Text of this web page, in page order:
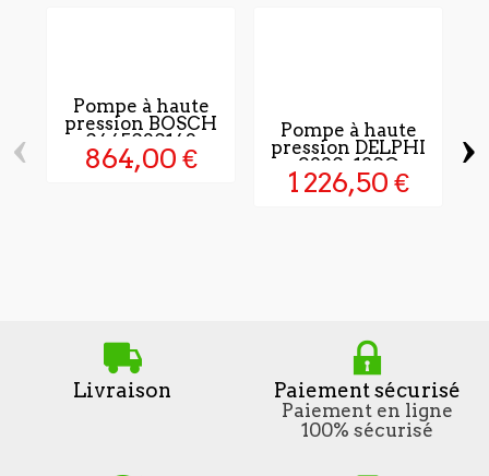
Pompe à haute
pression BOSCH
0445020142
864,00 €
Pompe à haute
pression DELPHI
9320a180G
1 226,50 €
‹ ›
Livraison Paiement sécurisé
Paiement en ligne
100% sécurisé